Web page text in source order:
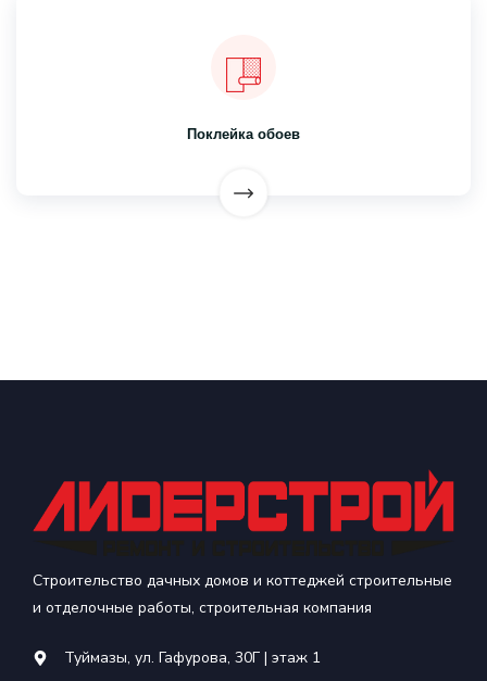
Поклейка обоев
Строительство дачных домов и коттеджей строительные
и отделочные работы, строительная компания
Туймазы, ул. Гафурова, 30Г | этаж 1